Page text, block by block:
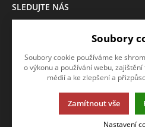
SLEDUJTE NÁS
Tato stránka používá soubory
Soubory
Soubory cookie používáme ke
o výkonu a používání webu,
médií a ke zlepšení a
Zamítnout vše
Nastavení